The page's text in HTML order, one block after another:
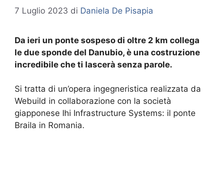
7 Luglio 2023 di Daniela De Pisapia
Da ieri un ponte sospeso di oltre 2 km collega
le due sponde del Danubio, è una costruzione
incredibile che ti lascerà senza parole.
Si tratta di un’opera ingegneristica realizzata da
Webuild in collaborazione con la società
giapponese Ihi Infrastructure Systems: il ponte
Braila in Romania.